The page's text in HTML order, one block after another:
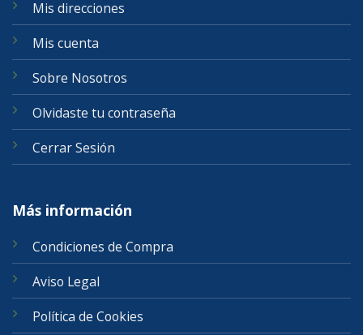
Mis direcciones
Mis cuenta
Sobre Nosotros
Olvidaste tu contraseña
Cerrar Sesión
Más información
Condiciones de Compra
Aviso Legal
Política de Cookies